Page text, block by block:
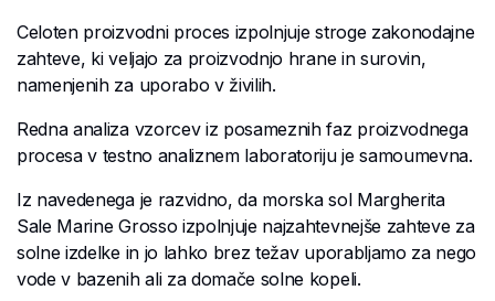
Celoten proizvodni proces izpolnjuje stroge zakonodajne
zahteve, ki veljajo za proizvodnjo hrane in surovin,
namenjenih za uporabo v živilih.
Redna analiza vzorcev iz posameznih faz proizvodnega
procesa v testno analiznem laboratoriju je samoumevna.
Iz navedenega je razvidno, da morska sol Margherita
Sale Marine Grosso izpolnjuje najzahtevnejše zahteve za
solne izdelke in jo lahko brez težav uporabljamo za nego
vode v bazenih ali za domače solne kopeli.